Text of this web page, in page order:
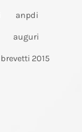
anpdi
auguri
brevetti 2015